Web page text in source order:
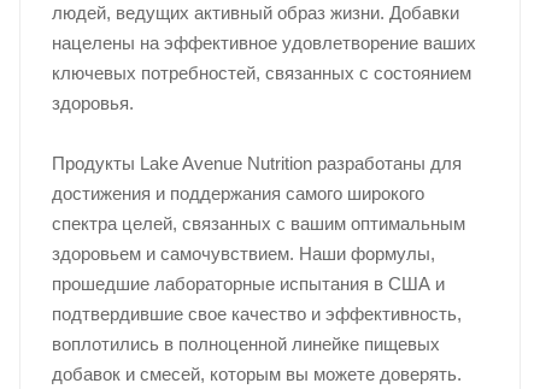
людей, ведущих активный образ жизни. Добавки
нацелены на эффективное удовлетворение ваших
ключевых потребностей, связанных с состоянием
здоровья.
Продукты Lake Avenue Nutrition разработаны для
достижения и поддержания самого широкого
спектра целей, связанных с вашим оптимальным
здоровьем и самочувствием. Наши формулы,
прошедшие лабораторные испытания в США и
подтвердившие свое качество и эффективность,
воплотились в полноценной линейке пищевых
добавок и смесей, которым вы можете доверять.